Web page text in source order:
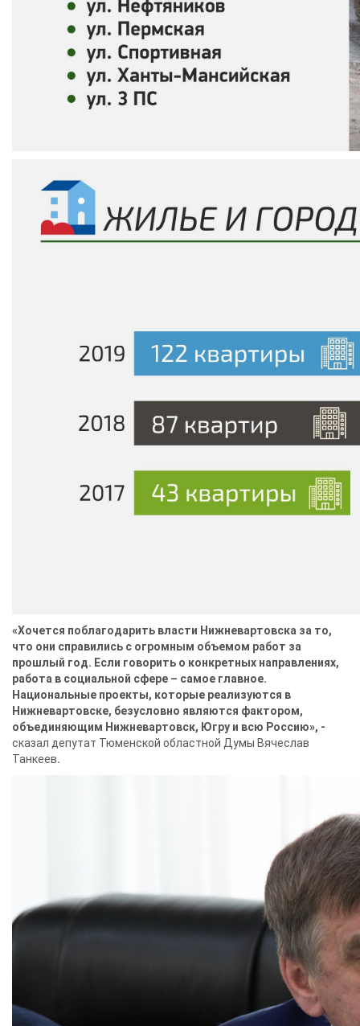
«Хочется поблагодарить власти Нижневартовска за то,
что они справились с огромным объемом работ за
прошлый год. Если говорить о конкретных направлениях,
работа в социальной сфере – самое главное.
Национальные проекты, которые реализуются в
Нижневартовске, безусловно являются фактором,
объединяющим Нижневартовск, Югру и всю Россию», -
сказал депутат Тюменской областной Думы Вячеслав
Танкеев.